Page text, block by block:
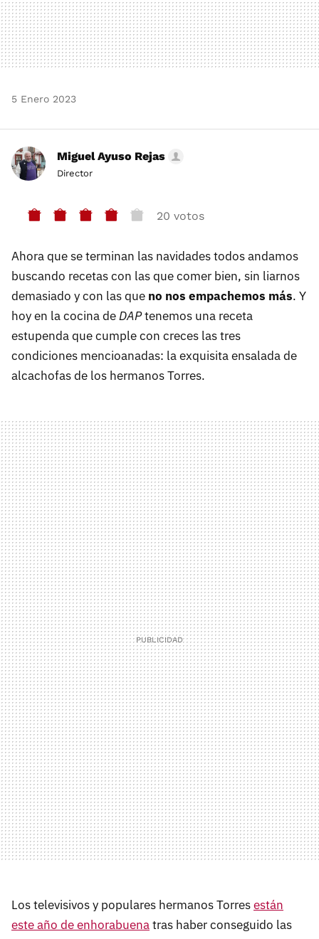
5 Enero 2023
Miguel Ayuso Rejas
Director
20 votos
Ahora que se terminan las navidades todos andamos
buscando recetas con las que comer bien, sin liarnos
demasiado y con las que no nos empachemos más. Y
hoy en la cocina deDAPtenemos una receta
estupenda que cumple con creces las tres
condiciones mencioanadas: la exquisita ensalada de
alcachofas de los hermanos Torres.
Los televisivos y populares hermanos Torresestán
este año de enhorabuenatras haber conseguido las